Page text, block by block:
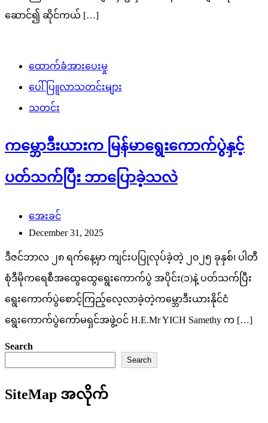
ဆောင်၍ ဆိုင်ကယ် […]
ထောက်ခံအားပေးမှု
ပေါ်ပြူလာသတင်းများ
သတင်း
ကမ္ဘောဒီးယားက မြန်မာရွေးကောက်ပွဲနှင့်
ပတ်သက်ပြီး ဘာပြောခဲ့သလဲ
အေးခင်
December 31, 2025
ဒီဇင်ဘာလ ၂၈ ရက်နေ့မှာ ကျင်းပပြုလုပ်ခဲ့တဲ့ ၂၀၂၅ ခုနှစ်၊ ပါတီ
စုံဒီမိုကရေစီအထွေထွေရွေးကောက်ပွဲ အပိုင်း(၁)နဲ့ ပတ်သက်ပြီး
ရွေးကောက်ပွဲစောင့်ကြည့်လေ့လာခဲ့တဲ့ကမ္ဘောဒီးယားနိုင်ငံ
ရွေးကောက်ပွဲကော်မရှင်အဖွဲ့ဝင် H.E.Mr YICH Samethy က […]
Search
Search
SiteMap အလိုက်